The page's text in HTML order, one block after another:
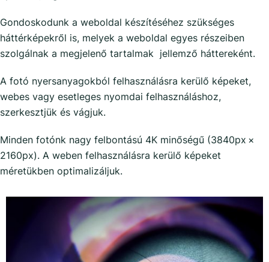
Gondoskodunk a weboldal készítéséhez szükséges
háttérképekről is, melyek a weboldal egyes részeiben
szolgálnak a megjelenő tartalmak jellemző háttereként.
A fotó nyersanyagokból felhasználásra kerülő képeket,
webes vagy esetleges nyomdai felhasználáshoz,
szerkesztjük és vágjuk.
Minden fotónk nagy felbontású 4K minőségű (3840px ×
2160px). A weben felhasználásra kerülő képeket
méretükben optimalizáljuk.